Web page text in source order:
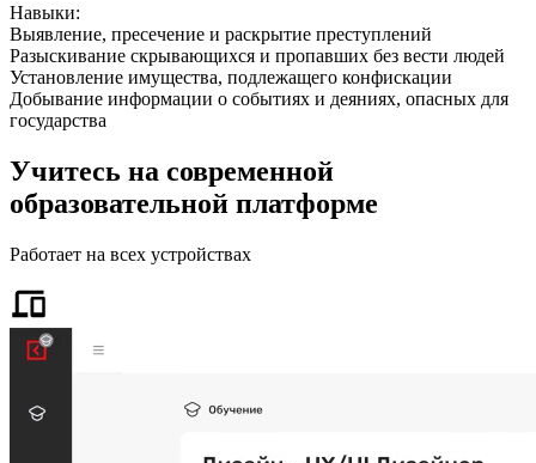
Навыки:
Выявление, пресечение и раскрытие преступлений
Разыскивание скрывающихся и пропавших без вести людей
Установление имущества, подлежащего конфискации
Добывание информации о событиях и деяниях, опасных для
государства
Учитесь на современной
образовательной платформе
Работает на всех устройствах